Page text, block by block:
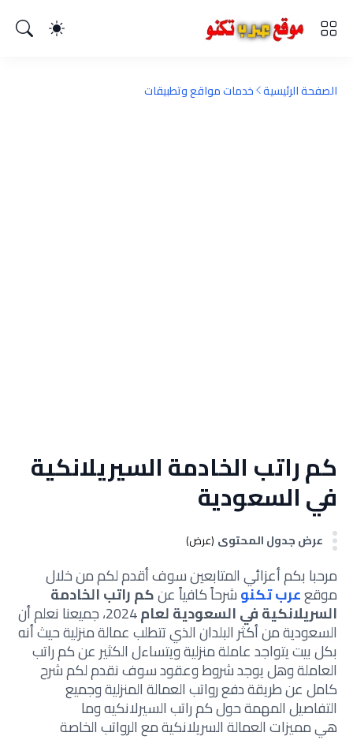
الصفحة الرئيسية خدمات مواقع وتطبيقات
كم راتب الخادمة السيريلانكية
في السعودية
عرض جدول المحتوى (عرض)
مرحبا بكم أعزائي المتابعين سوف أقدم لكم من خلال
موقععرب تكنوشرحاً كافياً عنكم راتب الخادمة
السريلانكية في السعودية لعام 2024، جميعنا نعلم أن
السعودية من أكثر البلدان الذي تتطلب عمالة منزلية حيث أنه
بكل بيت يتواجد عاملة منزلية ويتساءل الكثير عن كم راتب
العاملة وهل يوجد شروط وعقود سوف نقدم لكم شرح
كامل عن طريقة دفع رواتب العمالة المنزلية وجميع
التفاصيل المهمة حول كم راتب السيرلانكيه وما
هي مميزات العمالة السريلانكية مع الرواتب الخاصة